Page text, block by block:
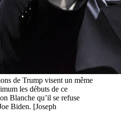
de Trump visent un même
les débuts de ce
Blanche qu’il se refuse
Biden. [Joseph